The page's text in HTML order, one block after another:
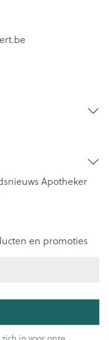
Apotheker
en promoties